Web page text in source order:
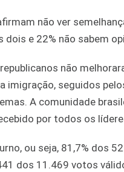
não ver
dois e 22% não sabem
não
seguidos
A comunidade
por todos os
ou seja, 81,7% dos
dos 11.469 votos